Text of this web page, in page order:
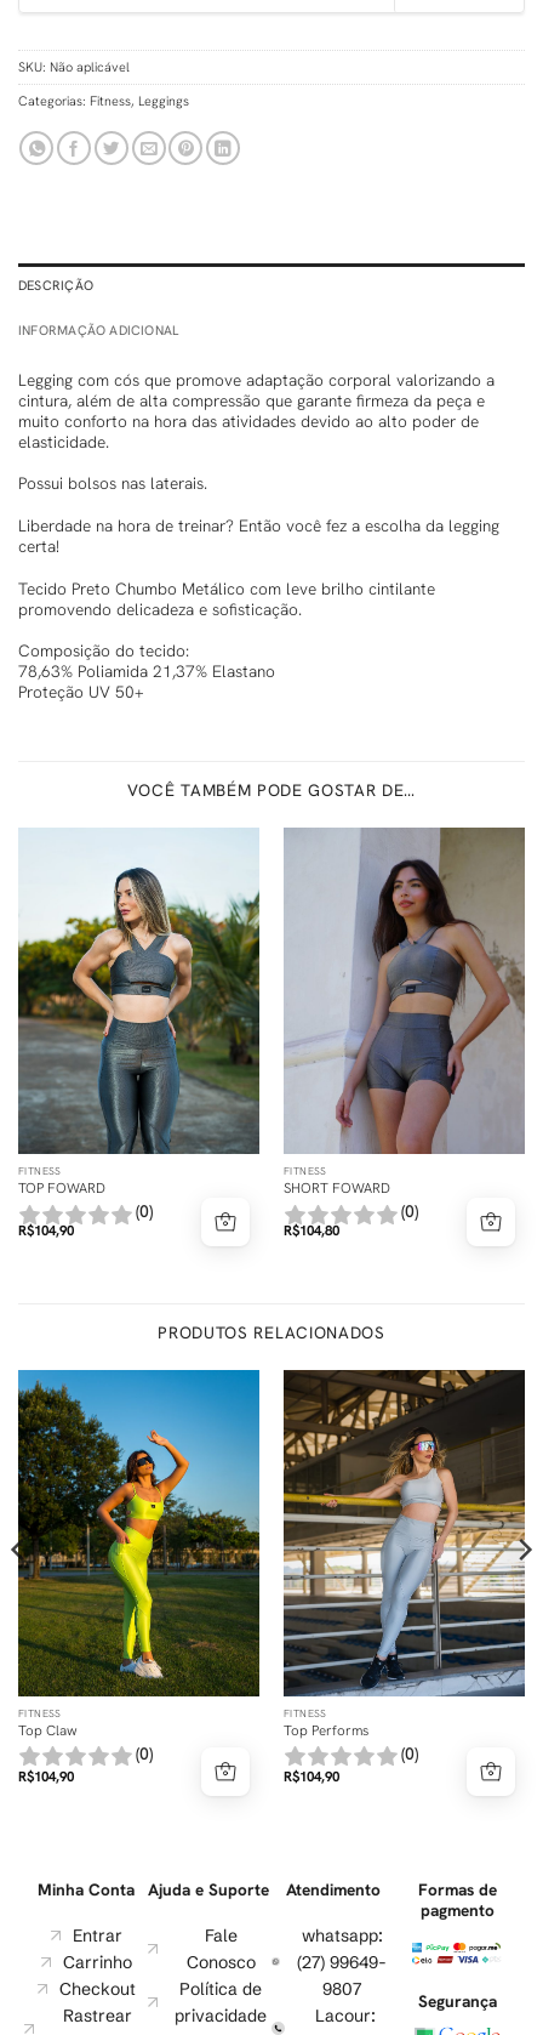
SKU: Não aplicável
Categorias: Fitness, Leggings
DESCRIÇÃO
INFORMAÇÃO ADICIONAL
Legging com cós que promove adaptação corporal valorizando a
cintura, além de alta compressão que garante firmeza da peça e
muito conforto na hora das atividades devido ao alto poder de
elasticidade.
Possui bolsos nas laterais.
Liberdade na hora de treinar? Então você fez a escolha da legging
certa!
Tecido Preto Chumbo Metálico com leve brilho cintilante
promovendo delicadeza e sofisticação.
Composição do tecido:
78,63% Poliamida 21,37% Elastano
Proteção UV 50+
VOCÊ TAMBÉM PODE GOSTAR DE…
FITNESS
TOP FOWARD
(0)
R$104,90
FITNESS
SHORT FOWARD
(0)
R$104,80
PRODUTOS RELACIONADOS
FITNESS
Top Claw
(0)
R$104,90
FITNESS
Top Performs
(0)
R$104,90
Minha Conta
Entrar
Carrinho
Checkout
Rastrear
Ajuda e Suporte
Fale
Conosco
Política de
privacidade
Atendimento
whatsapp:
(27) 99649-
9807
Lacour:
Formas de
pagmento
Segurança